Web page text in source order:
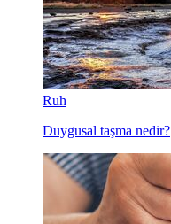
Ruh
Duygusal taşma nedir?